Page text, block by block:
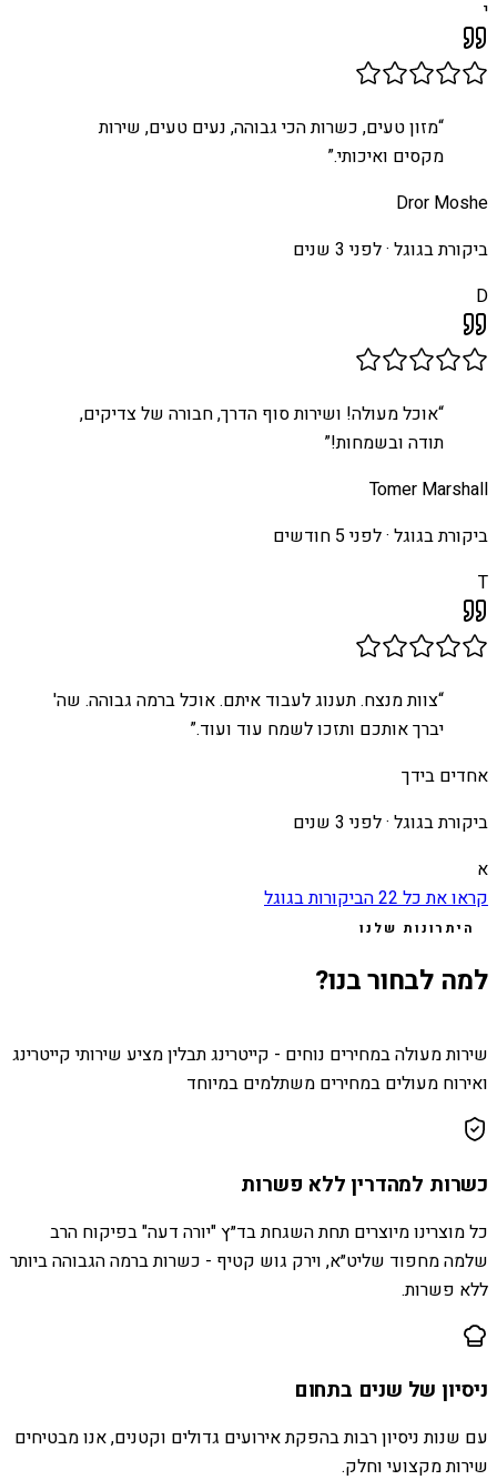
י
“מזון טעים, כשרות הכי גבוהה, נעים טעים, שירות
מקסים ואיכותי.”
Dror Moshe
ביקורת בגוגל ·לפני 3 שנים
D
“אוכל מעולה! ושירות סוף הדרך, חבורה של צדיקים,
תודה ובשמחות!”
Tomer Marshall
ביקורת בגוגל ·לפני 5 חודשים
T
“צוות מנצח. תענוג לעבוד איתם. אוכל ברמה גבוהה. שה'
יברך אותכם ותזכו לשמח עוד ועוד.”
אחדים בידך
ביקורת בגוגל ·לפני 3 שנים
א
קראו את כל22הביקורות בגוגל
היתרונות שלנו
למה לבחור בנו?
שירות מעולה במחירים נוחים - קייטרינג תבלין מציע שירותי קייטרינג
ואירוח מעולים במחירים משתלמים במיוחד
כשרות למהדרין ללא פשרות
כל מוצרינו מיוצרים תחת השגחת בד״ץ "יורה דעה" בפיקוח הרב
שלמה מחפוד שליט״א, וירק גוש קטיף - כשרות ברמה הגבוהה ביותר
ללא פשרות.
ניסיון של שנים בתחום
עם שנות ניסיון רבות בהפקת אירועים גדולים וקטנים, אנו מבטיחים
שירות מקצועי וחלק.